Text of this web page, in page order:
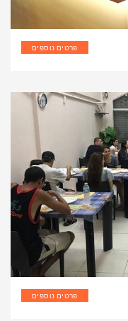
פרטים נוספים
פרטים נוספים